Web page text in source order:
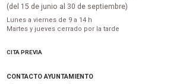
(del 15 de junio al 30 de septiembre)
Lunes a viernes de 9 a 14 h
Martes y jueves cerrado por la tarde
CITA PREVIA
CONTACTO AYUNTAMIENTO